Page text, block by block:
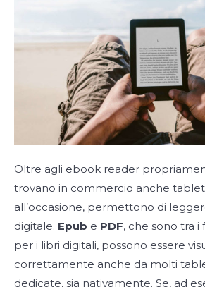
Oltre agli ebook reader
trovano in commercio anche
all’occasione, permettono di
digitale. Epub e PDF, che sono tra i
per i libri digitali, possono essere
correttamente anche da molti
dedicate, sia nativamente. Se, ad